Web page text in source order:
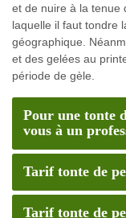
et de nuire à la tenue
laquelle il faut tondre
géographique.
et des gelées au
période de gèle.
Pour une tonte
vous à un
Tarif tonte de
Tarif tonte de